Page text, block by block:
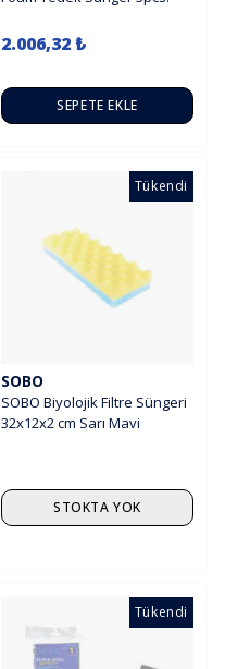
2.006,32 ₺
SEPETE EKLE
Tükendi
SOBO
SOBO Biyolojik Filtre Süngeri
32x12x2 cm Sarı Mavi
STOKTA YOK
Tükendi